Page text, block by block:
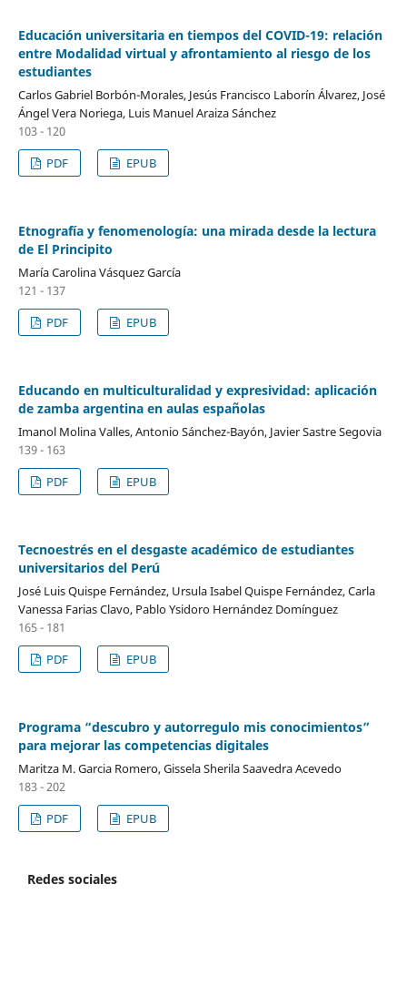
Educación universitaria en tiempos del COVID-19: relación
entre Modalidad virtual y afrontamiento al riesgo de los
estudiantes
Carlos Gabriel Borbón-Morales, Jesús Francisco Laborín Álvarez, José
Ángel Vera Noriega, Luis Manuel Araiza Sánchez
103 - 120
PDF
EPUB
Etnografía y fenomenología: una mirada desde la lectura
de El Principito
María Carolina Vásquez García
121 - 137
PDF
EPUB
Educando en multiculturalidad y expresividad: aplicación
de zamba argentina en aulas españolas
Imanol Molina Valles, Antonio Sánchez-Bayón, Javier Sastre Segovia
139 - 163
PDF
EPUB
Tecnoestrés en el desgaste académico de estudiantes
universitarios del Perú
José Luis Quispe Fernández, Ursula Isabel Quispe Fernández, Carla
Vanessa Farias Clavo, Pablo Ysidoro Hernández Domínguez
165 - 181
PDF
EPUB
Programa “descubro y autorregulo mis conocimientos”
para mejorar las competencias digitales
Maritza M. Garcia Romero, Gissela Sherila Saavedra Acevedo
183 - 202
PDF
EPUB
Redes sociales